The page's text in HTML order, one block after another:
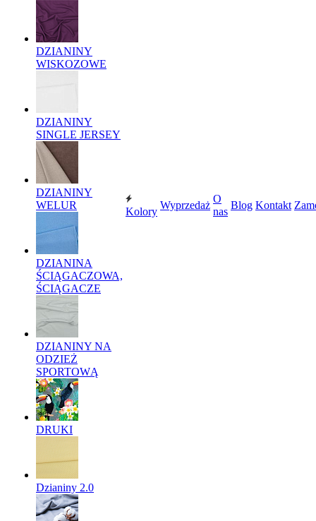
DZIANINY
WISKOZOWE
DZIANINY
SINGLE JERSEY
DZIANINY
WELUR
DZIANINA
ŚCIĄGACZOWA,
ŚCIĄGACZE
DZIANINY NA
ODZIEŻ
SPORTOWĄ
DRUKI
Dzianiny 2.0
Kolory
Wyprzedaż
O
nas
Blog Kontakt